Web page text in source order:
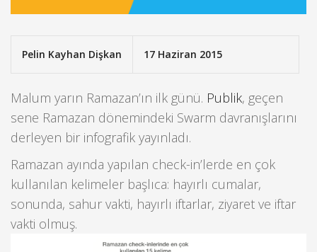
Pelin Kayhan Dişkan 17 Haziran 2015
Malum yarın Ramazan’ın ilk günü. Publik, geçen
sene Ramazan dönemindeki Swarm davranışlarını
derleyen bir infografik yayınladı.
Ramazan ayında yapılan check-in’lerde en çok
kullanılan kelimeler başlıca: hayırlı cumalar,
sonunda, sahur vakti, hayırlı iftarlar, ziyaret ve iftar
vakti olmuş.